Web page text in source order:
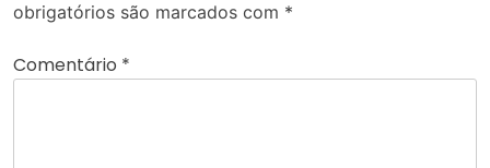
obrigatórios são marcados com *
Comentário *